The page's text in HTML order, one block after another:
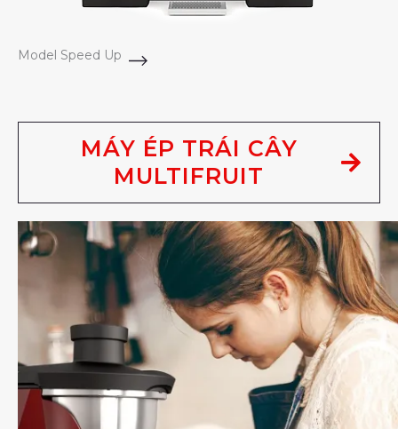
Model Speed Up
MÁY ÉP TRÁI CÂY
MULTIFRUIT